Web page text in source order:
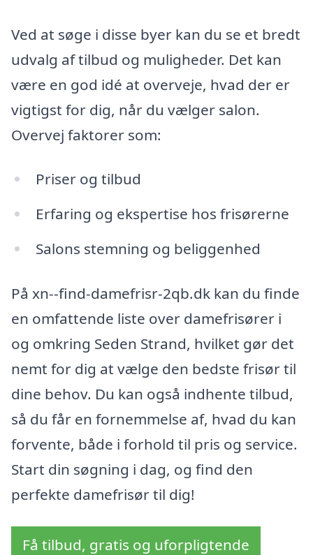
Ved at søge i disse byer kan du se et bredt
udvalg af tilbud og muligheder. Det kan
være en god idé at overveje, hvad der er
vigtigst for dig, når du vælger salon.
Overvej faktorer som:
Priser og tilbud
Erfaring og ekspertise hos frisørerne
Salons stemning og beliggenhed
På xn--find-damefrisr-2qb.dk kan du finde
en omfattende liste over damefrisører i
og omkring Seden Strand, hvilket gør det
nemt for dig at vælge den bedste frisør til
dine behov. Du kan også indhente tilbud,
så du får en fornemmelse af, hvad du kan
forvente, både i forhold til pris og service.
Start din søgning i dag, og find den
perfekte damefrisør til dig!
Få tilbud, gratis og uforpligtende